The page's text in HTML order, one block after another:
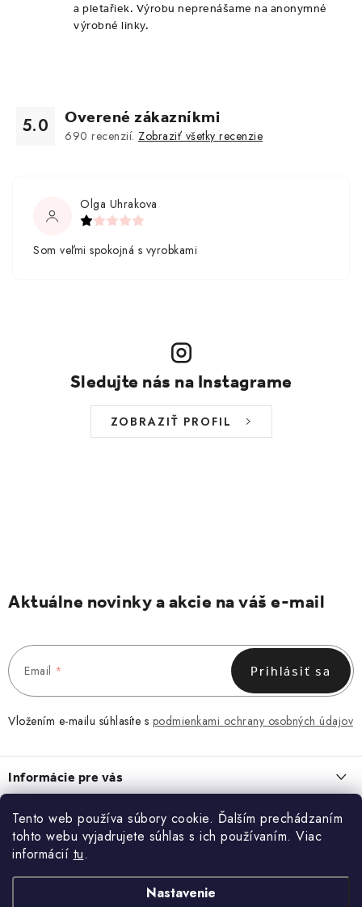
Tento web používa súbory cookie. Ďalším prechádzaním
tohto webu vyjadrujete súhlas s ich používaním. Viac
informácií tu.
Nastavenie
a pletařiek. Výrobu neprenášame na anonymné
výrobné linky.
5.0 Overené zákazníkmi
690 recenzií. Zobraziť všetky recenzie
Olga Uhrakova
Som veľmi spokojná s vyrobkami
Sledujte nás na Instagrame
ZOBRAZIŤ PROFIL
Aktuálne novinky a akcie na váš e-mail
Email
Vložením e-mailu súhlasíte s podmienkami ochrany osobných údajov
Prihlásiť sa
á
pInformácie pre vás
Zásady spracovania a ochrany osobných údajov
O NÁS
O nás
Kontakt
Blog
ĽADVINKA, KTORÁ ZAPADNE DO KAŽDÉHO DŇA